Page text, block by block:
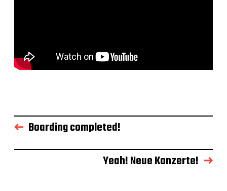
Boarding completed!
Yeah! Neue Konzerte!